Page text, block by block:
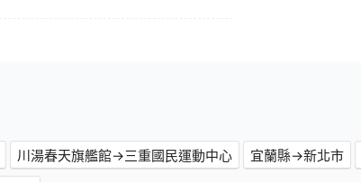
川湯春天旗艦館→三重國民運動中心 宜蘭縣→新北市